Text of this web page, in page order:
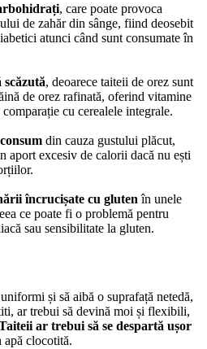
, care poate provoca
de zahăr din sânge, fiind deosebit
atunci când sunt consumate în
, deoarece taiteii de orez sunt
de orez rafinată, oferind vitamine
cu cerealele integrale.
din cauza gustului plăcut,
aport excesiv de calorii dacă nu ești
încrucișate cu gluten în unele
ce poate fi o problemă pentru
sau sensibilitate la gluten.
și să aibă o suprafață netedă,
ar trebui să devină moi și flexibili,
ar trebui să se despartă ușor
apă clocotită.